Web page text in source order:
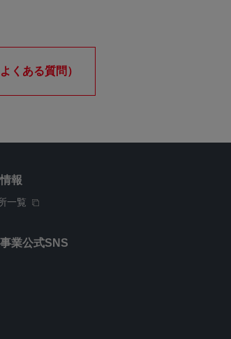
くある質問）
報
一覧
業公式SNS